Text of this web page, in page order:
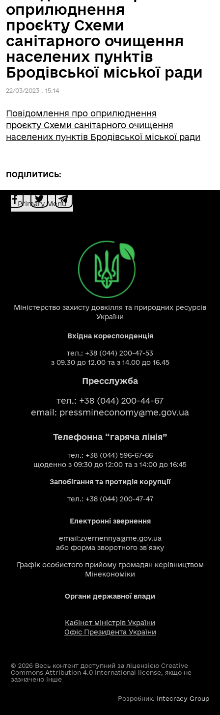
оприлюднення
проєкту Схеми
санітарного очищення
населених пунктів
Бродівської міської ради
22/03/2023 : 15:14
Повідомлення про оприлюднення
проєкту Схеми санітарного очищення
населених пунктів Бродівської міської ради
ПОДІЛИТИСЬ:
Primary Menu
Міністерство захисту довкілля та природних ресурсів
України
Вхідна кореспонденція
тел.: +38 (044) 200-47-53
з 09.30 до 12.00 та з 14.00 до 16.45
Пресслужба
тел.: +38 (044) 200-44-67
email: pressmineconomy@me.gov.ua
Телефонна “гаряча лінія”
тел.: +38 (044) 596-67-66
щоденно з 09:30 до 12:00 та з 14:00 до 16:45
Запобігання та протидія корупції
тел.: +38 (044) 200-47-47
Електронні звернення
email:zvernennya@me.gov.ua
або форма зворотного зв`язку
Графік особистого прийому громадян керівництвом
Мінекономіки
Органи державної влади
Кабінет міністрів України
Офіс Президента України
© 2026 Весь контент доступний за ліцензією Creative
Commons Attribution 4.0 International license, якщо не
зазначено інше
Розробник: Intecracy Group